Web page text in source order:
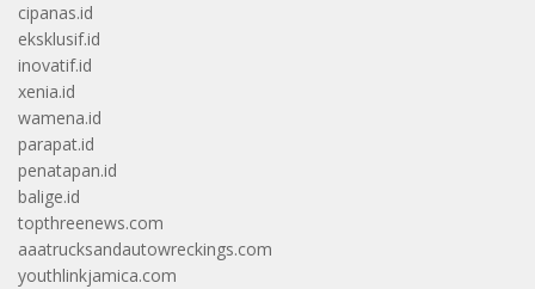
cipanas.id
eksklusif.id
inovatif.id
xenia.id
wamena.id
parapat.id
penatapan.id
balige.id
topthreenews.com
aaatrucksandautowreckings.com
youthlinkjamica.com